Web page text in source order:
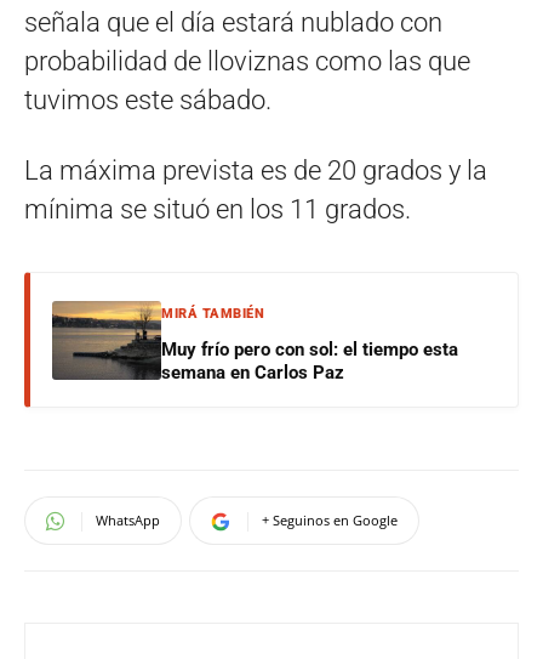
señala que el día estará nublado con
probabilidad de lloviznas como las que
tuvimos este sábado.
La máxima prevista es de 20 grados y la
mínima se situó en los 11 grados.
MIRÁ TAMBIÉN
Muy frío pero con sol: el tiempo esta
semana en Carlos Paz
WhatsApp + Seguinos en Google